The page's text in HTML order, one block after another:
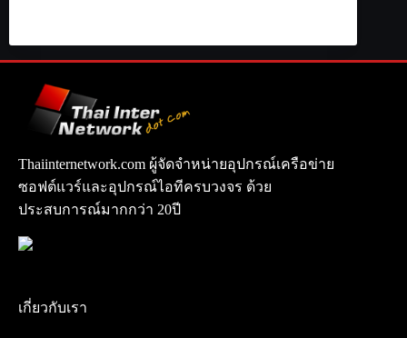
Thaiinternetwork.com ผู้จัดจำหน่ายอุปกรณ์เครือข่าย
ซอฟต์แวร์และอุปกรณ์ไอทีครบวงจร ด้วย
ประสบการณ์มากกว่า 20ปี
เกี่ยวกับเรา